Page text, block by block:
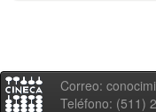
Correo:
Teléfono: (511)